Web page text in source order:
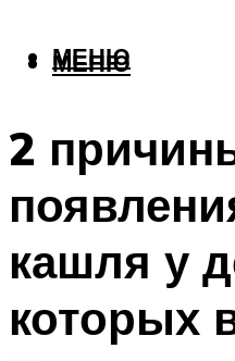
МЕНЮ
МЕНЮ
2
кашля у
которых